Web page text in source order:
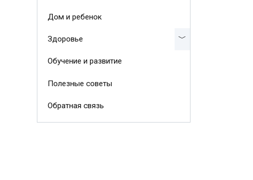
Дом и ребенок
Здоровье
Обучение и развитие
Полезные советы
Обратная связь